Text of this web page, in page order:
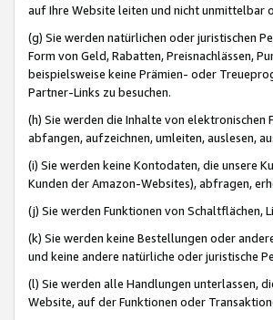
auf Ihre Website leiten und nicht
(g) Sie werden natürlichen oder juristischen
Form von Geld, Rabatten, Preisnachlässen,
beispielsweise keine Prämien- oder
Partner-Links zu besuchen.
(h) Sie werden die Inhalte von elektronischen
abfangen, aufzeichnen, umleiten, auslesen,
(i) Sie werden keine Kontodaten, die unsere
Kunden der Amazon-Websites), abfragen,
(j) Sie werden Funktionen von Schaltflächen,
(k) Sie werden keine Bestellungen oder
und keine andere natürliche oder juristische
(l) Sie werden alle Handlungen unterlassen,
Website, auf der Funktionen oder